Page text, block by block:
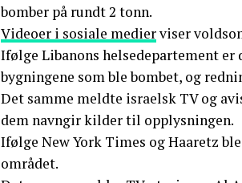
bomber på rundt 2 tonn.
Videoer i sosiale medierviser
Ifølge Libanons helsedepartement
bygningene som ble bombet, og
Det samme meldte israelsk TV og
dem navngir kilder til opplysningen.
Ifølge New York Times og Haaretz
området.